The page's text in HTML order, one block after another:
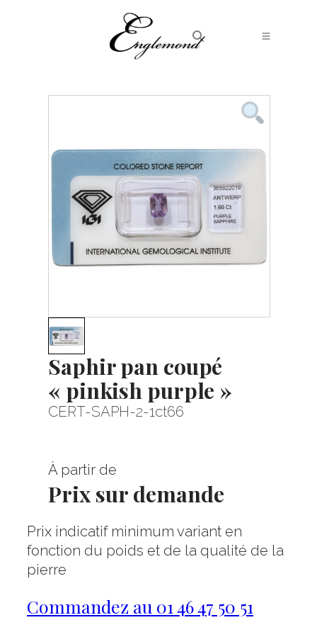
Saphir pan coupé
« pinkish purple »
CERT-SAPH-2-1ct66
À partir de
Prix sur demande
Prix indicatif minimum variant en
fonction du poids et de la qualité de la
pierre
Commandez au 01 46 47 50 51